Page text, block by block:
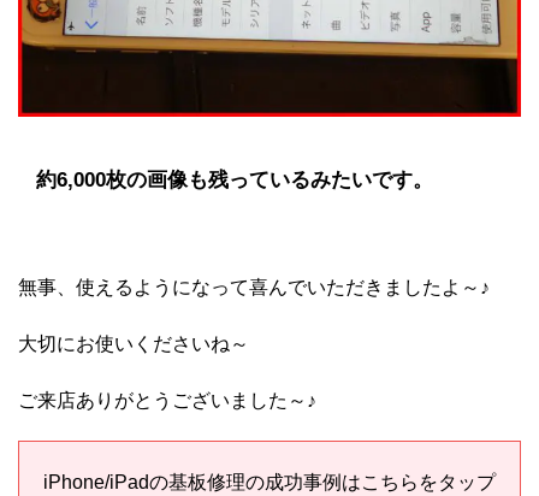
約6,000枚の画像も残っているみたいです。
無事、使えるようになって喜んでいただきましたよ～♪
大切にお使いくださいね～
ご来店ありがとうございました～♪
iPhone/iPadの基板修理の成功事例はこちらをタップ